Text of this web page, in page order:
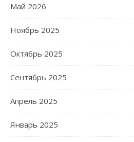
Май 2026
Ноябрь 2025
Октябрь 2025
Сентябрь 2025
Апрель 2025
Январь 2025